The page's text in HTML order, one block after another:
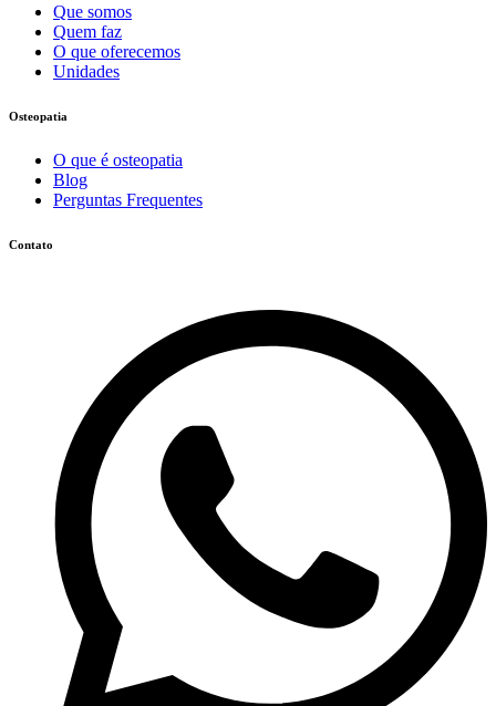
Que somos
Quem faz
O que oferecemos
Unidades
Osteopatia
O que é osteopatia
Blog
Perguntas Frequentes
Contato